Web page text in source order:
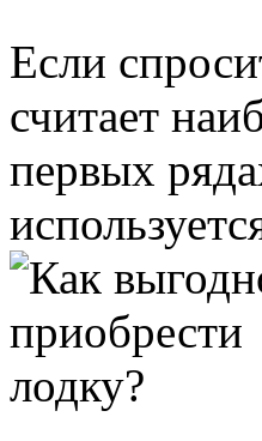
Если
считает
первых